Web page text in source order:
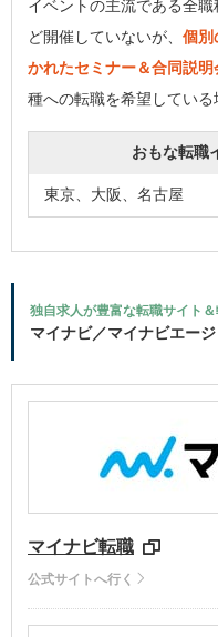
イベントの主流である全
ど開催していないが、 個別
かれたセミナー＆合同説
種への転職を希望している
おもな転職
東京、大阪、名古屋
独自求人が豊富な転職サイト
マイナビ／マイナビエージ
マイナビ転職
公式サイトへ行く